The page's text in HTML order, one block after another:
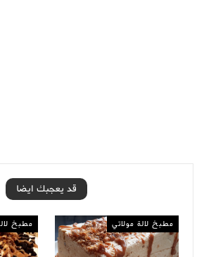
قد يعجبك ايضا
مطبخ لالة مولاتي مطبخ